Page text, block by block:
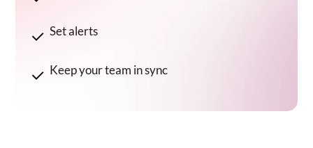
Set alerts
Keep your team in sync